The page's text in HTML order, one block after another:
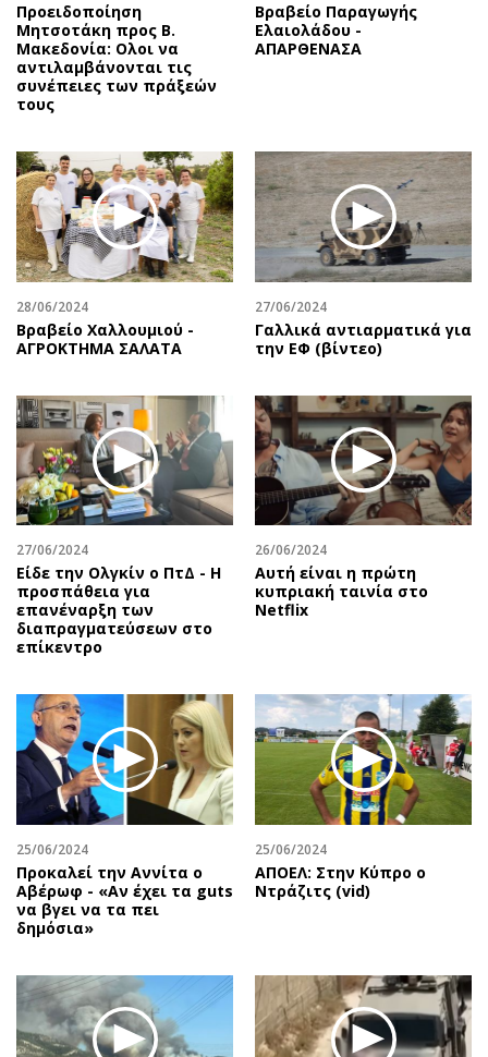
Προειδοποίηση
Μητσοτάκη προς Β.
Μακεδονία: Ολοι να
αντιλαμβάνονται τις
συνέπειες των πράξεών
τους
Βραβείο Παραγωγής
Ελαιολάδου -
ΑΠΑΡΘΕΝΑΣΑ
28/06/2024
Βραβείο Χαλλουμιού -
ΑΓΡΟΚΤΗΜΑ ΣΑΛΑΤΑ
27/06/2024
Γαλλικά αντιαρματικά για
την ΕΦ (βίντεο)
27/06/2024
Είδε την Ολγκίν ο ΠτΔ - Η
προσπάθεια για
επανέναρξη των
διαπραγματεύσεων στο
επίκεντρο
26/06/2024
Αυτή είναι η πρώτη
κυπριακή ταινία στο
Netflix
25/06/2024
Προκαλεί την Αννίτα ο
Αβέρωφ - «Αν έχει τα guts
να βγει να τα πει
δημόσια»
25/06/2024
ΑΠΟΕΛ: Στην Κύπρο ο
Ντράζιτς (vid)